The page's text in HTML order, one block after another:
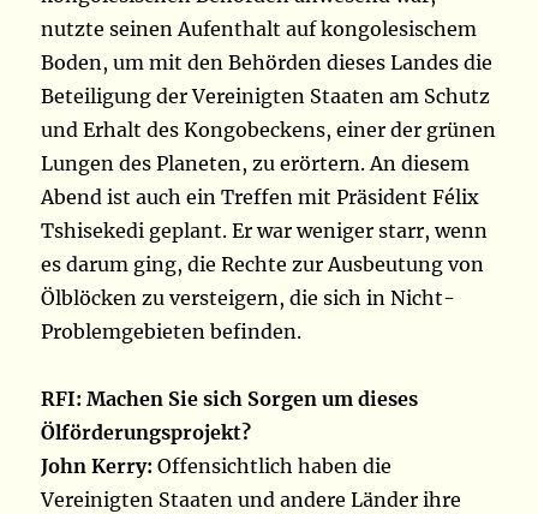
nutzte seinen Aufenthalt auf kongolesischem
Boden, um mit den Behörden dieses Landes die
Beteiligung der Vereinigten Staaten am Schutz
und Erhalt des Kongobeckens, einer der grünen
Lungen des Planeten, zu erörtern. An diesem
Abend ist auch ein Treffen mit Präsident Félix
Tshisekedi geplant. Er war weniger starr, wenn
es darum ging, die Rechte zur Ausbeutung von
Ölblöcken zu versteigern, die sich in Nicht-
Problemgebieten befinden.
RFI: Machen Sie sich Sorgen um dieses
Ölförderungsprojekt?
John Kerry: Offensichtlich haben die
Vereinigten Staaten und andere Länder ihre